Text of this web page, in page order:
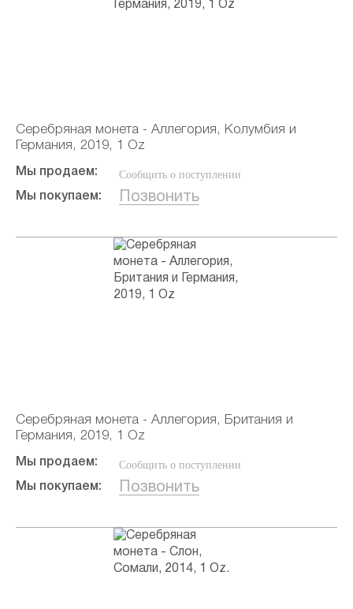
Серебряная монета - Аллегория, Колумбия и
Германия, 2019, 1 Oz
Мы продаем: Сообщить о поступлении
Мы покупаем: Позвонить
Серебряная монета - Аллегория, Британия и
Германия, 2019, 1 Oz
Мы продаем: Сообщить о поступлении
Мы покупаем: Позвонить